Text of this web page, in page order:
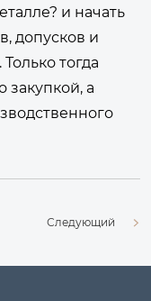
и начать
допусков и
тогда
закупкой, а
Следующий